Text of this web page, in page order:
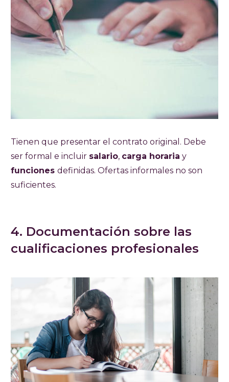
Tienen que presentar el contrato original. Debe
ser formal e incluir salario, carga horaria y
funciones definidas. Ofertas informales no son
suficientes.
4. Documentación sobre las
cualificaciones profesionales